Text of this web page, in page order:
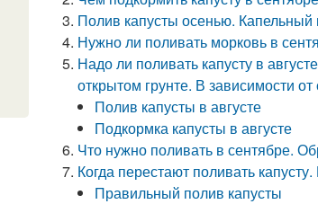
Полив капусты осенью. Капельный
Нужно ли поливать морковь в
Надо ли поливать капусту в
открытом грунте. В зависимости
Полив капусты в августе
Подкормка капусты в августе
Что нужно поливать в сентябре.
Когда перестают поливать
Правильный полив капусты